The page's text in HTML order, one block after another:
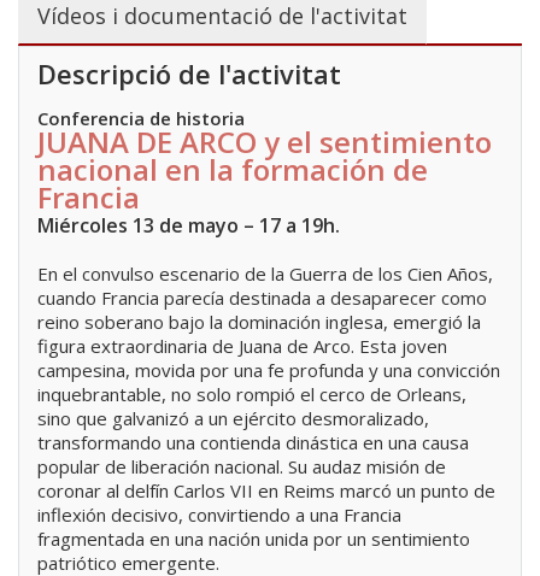
Vídeos i documentació de l'activitat
Descripció de l'activitat
Conferencia de historia
JUANA DE ARCO y el sentimiento
nacional en la formación de
Francia
Miércoles 13 de mayo – 17 a 19h.
En el convulso escenario de la Guerra de los Cien Años,
cuando Francia parecía destinada a desaparecer como
reino soberano bajo la dominación inglesa, emergió la
figura extraordinaria de Juana de Arco. Esta joven
campesina, movida por una fe profunda y una convicción
inquebrantable, no solo rompió el cerco de Orleans,
sino que galvanizó a un ejército desmoralizado,
transformando una contienda dinástica en una causa
popular de liberación nacional. Su audaz misión de
coronar al delfín Carlos VII en Reims marcó un punto de
inflexión decisivo, convirtiendo a una Francia
fragmentada en una nación unida por un sentimiento
patriótico emergente.